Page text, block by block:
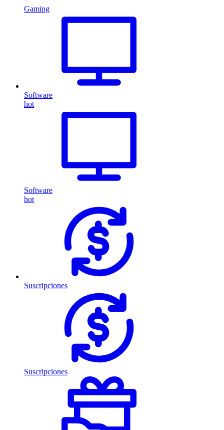
Gaming
Software
hot
Software
hot
Suscripciones
Suscripciones